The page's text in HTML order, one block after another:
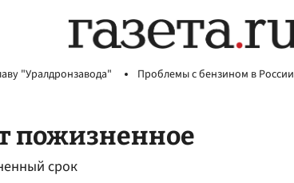
"Уралдронзавода" Проблемы с бензином в России
пожизненное
срок